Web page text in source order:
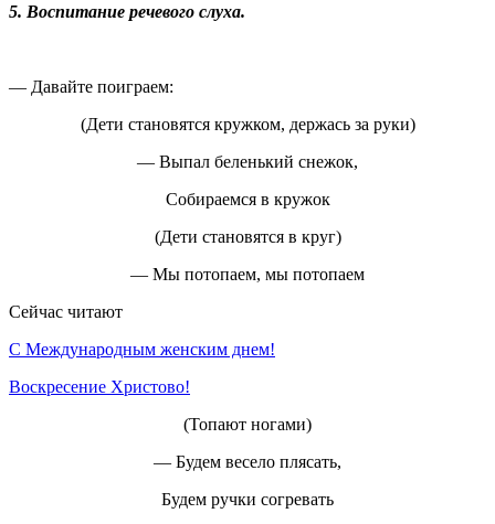
5. Воспитание речевого слуха.
— Давайте поиграем:
(Дети становятся кружком, держась за руки)
— Выпал беленький снежок,
Собираемся в кружок
(Дети становятся в круг)
— Мы потопаем, мы потопаем
Сейчас читают
С Международным женским днем!
Воскресение Xристово!
(Топают ногами)
— Будем весело плясать,
Будем ручки согревать